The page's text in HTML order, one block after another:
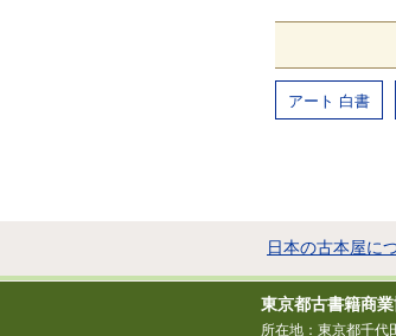
アート 白書
日本の古本屋に
東京都古書籍商
所在地：東京都千